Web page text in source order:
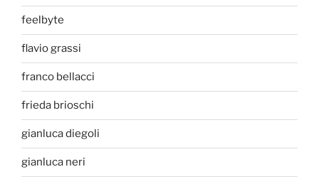
feelbyte
flavio grassi
franco bellacci
frieda brioschi
gianluca diegoli
gianluca neri